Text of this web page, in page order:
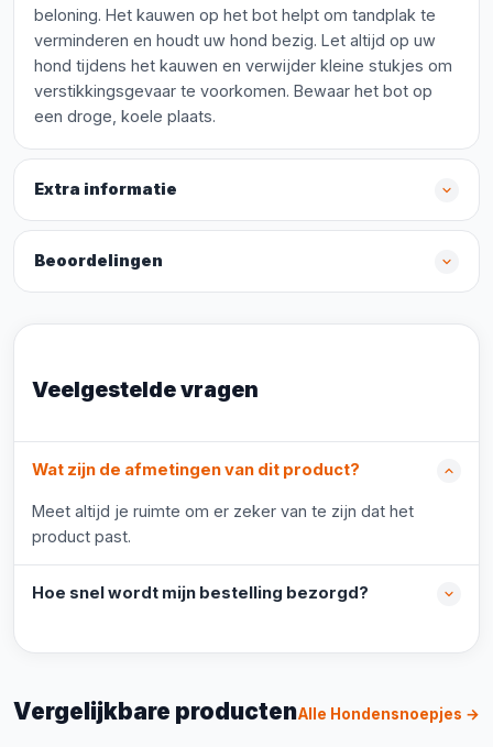
beloning. Het kauwen op het bot helpt om tandplak te
verminderen en houdt uw hond bezig. Let altijd op uw
hond tijdens het kauwen en verwijder kleine stukjes om
verstikkingsgevaar te voorkomen. Bewaar het bot op
een droge, koele plaats.
Extra informatie
Beoordelingen
Veelgestelde vragen
Wat zijn de afmetingen van dit product?
Meet altijd je ruimte om er zeker van te zijn dat het
product past.
Hoe snel wordt mijn bestelling bezorgd?
Vergelijkbare productenAlle Hondensnoepjes →